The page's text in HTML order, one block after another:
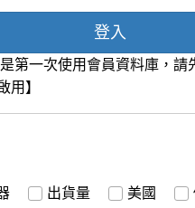
登入
第一次使用會員資料庫，請
用】
出貨量 美國